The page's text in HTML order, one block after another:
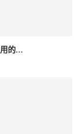
的...